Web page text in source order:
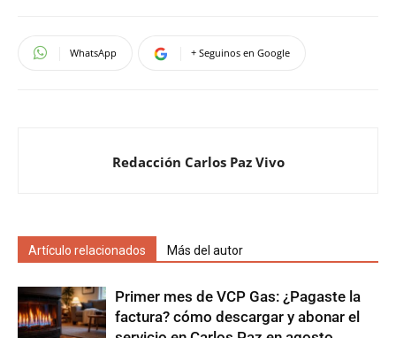
WhatsApp + Seguinos en Google
Redacción Carlos Paz Vivo
Artículo relacionados Más del autor
Primer mes de VCP Gas: ¿Pagaste la
factura? cómo descargar y abonar el